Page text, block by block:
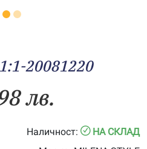
20081220
лв.
Наличност:
НА СКЛАД